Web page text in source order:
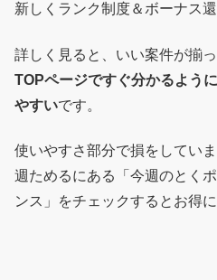
新しくランク制度＆ボーナス
詳しく見ると、いい案件が揃
TOPページですぐ分かるよう
やすいです。
使いやすさ部分で損をしてい
週ためるにある「今週のとく
ンス」をチェックするとお得に